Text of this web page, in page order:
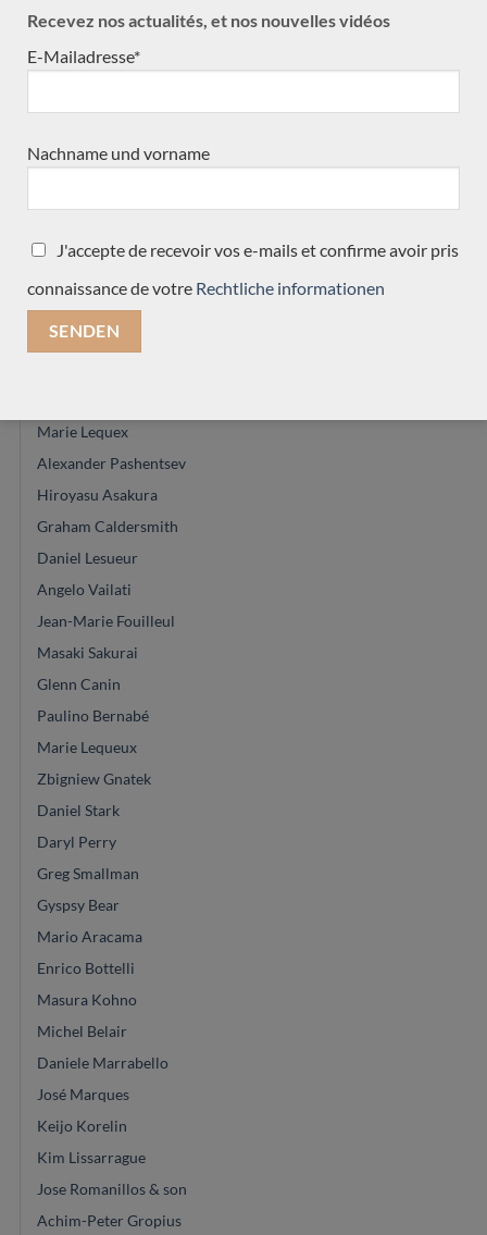
Charalampos Koumridis
Dennis Tolz
Felix Muller
Paula Lazzarini
Calros Gomes Valentim
Youg Seo
Martin Blackwell
Marie Lequex
Alexander Pashentsev
Hiroyasu Asakura
Graham Caldersmith
Daniel Lesueur
Angelo Vailati
Jean-Marie Fouilleul
Masaki Sakurai
Glenn Canin
Paulino Bernabé
Marie Lequeux
Zbigniew Gnatek
Daniel Stark
Daryl Perry
Greg Smallman
Gyspsy Bear
Mario Aracama
Enrico Bottelli
Masura Kohno
Michel Belair
Daniele Marrabello
José Marques
Keijo Korelin
Kim Lissarrague
Jose Romanillos & son
Achim-Peter Gropius
Recevez nos actualités, et nos nouvelles vidéos
E-Mailadresse*
Nachname und vorname
J'accepte de recevoir vos e-mails et confirme avoir pris
connaissance de votre Rechtliche informationen